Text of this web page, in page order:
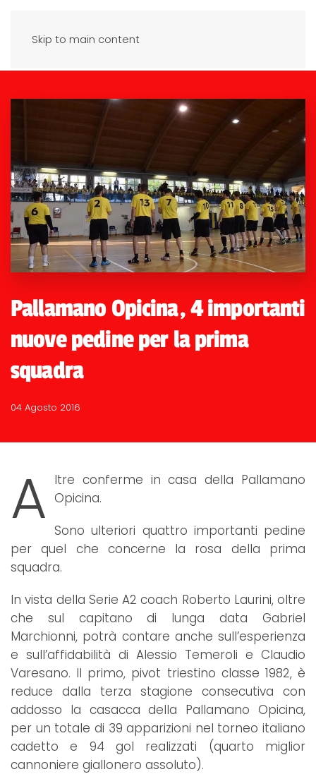
Skip to main content
Pallamano Opicina, 4 importanti
nuove pedine per la prima
squadra
04 Agosto 2016
A ltre conferme in casa della Pallamano
Opicina.
Sono ulteriori quattro importanti pedine
per quel che concerne la rosa della prima
squadra.
In vista della Serie A2 coach Roberto Laurini, oltre
che sul capitano di lunga data Gabriel
Marchionni, potrà contare anche sull’esperienza
e sull’affidabilità di Alessio Temeroli e Claudio
Varesano. Il primo, pivot triestino classe 1982, è
reduce dalla terza stagione consecutiva con
addosso la casacca della Pallamano Opicina,
per un totale di 39 apparizioni nel torneo italiano
cadetto e 94 gol realizzati (quarto miglior
cannoniere giallonero assoluto).